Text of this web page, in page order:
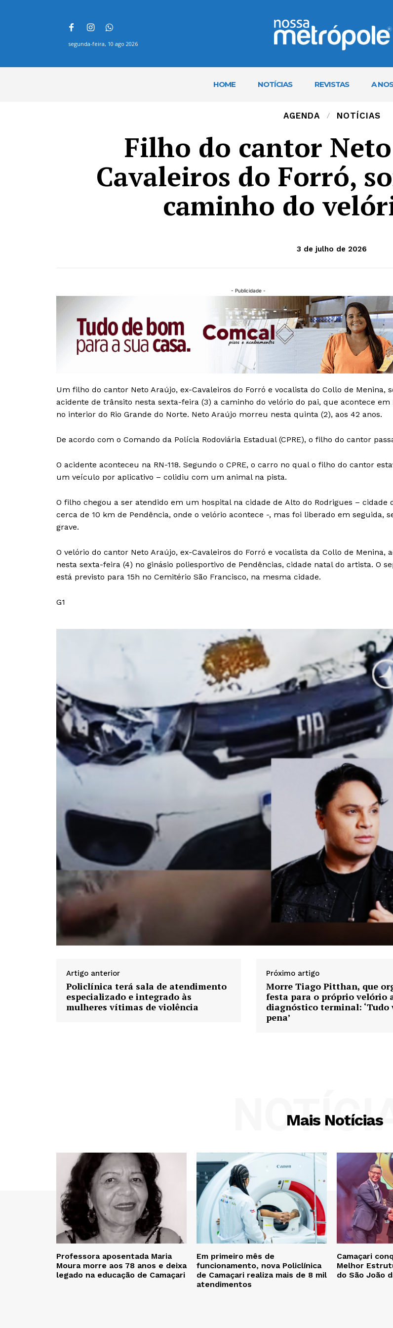
segunda-feira, 10 ago 2026
HOME NOTÍCIAS REVISTAS A
AGENDA NOTÍCIAS
Filho do cantor
Cavaleiros do Forró,
caminho do
3 de julho de 2026
- Publicidade -
Um filho do cantor Neto Araújo, ex-Cavaleiros do Forró e vocalista do Collo de Menina,
acidente de trânsito nesta sexta-feira (3) a caminho do velório do pai, que acontece em
no interior do Rio Grande do Norte. Neto Araújo morreu nesta quinta (2), aos 42 anos.
De acordo com o Comando da Polícia Rodoviária Estadual (CPRE), o filho do cantor
O acidente aconteceu na RN-118. Segundo o CPRE, o carro no qual o filho do cantor
um veículo por aplicativo – colidiu com um animal na pista.
O filho chegou a ser atendido em um hospital na cidade de Alto do Rodrigues – cidade
cerca de 10 km de Pendência, onde o velório acontece -, mas foi liberado em seguida,
grave.
O velório do cantor Neto Araújo, ex-Cavaleiros do Forró e vocalista da Collo de Menina,
nesta sexta-feira (4) no ginásio poliesportivo de Pendências, cidade natal do artista. O
está previsto para 15h no Cemitério São Francisco, na mesma cidade.
G1
Artigo anterior
Policlínica terá sala de atendimento
especializado e integrado às
mulheres vítimas de violência
Próximo artigo
Morre Tiago Pitthan, que
festa para o próprio velório
diagnóstico terminal: ‘Tudo
pena’
Mais Notícias
Professora aposentada Maria
Moura morre aos 78 anos e deixa
legado na educação de Camaçari
Em primeiro mês de
funcionamento, nova Policlínica
de Camaçari realiza mais de 8 mil
atendimentos
Camaçari
Melhor
do São João